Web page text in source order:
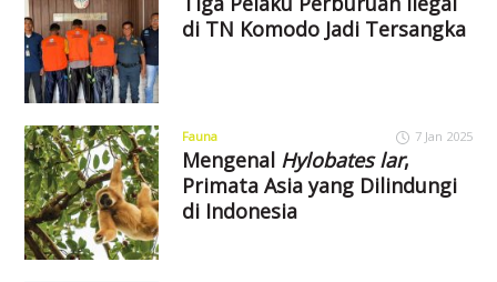
di TN Komodo Jadi Tersangka
Fauna 7 Jan 2025
Mengenal Hylobates lar,
Primata Asia yang Dilindungi
di Indonesia